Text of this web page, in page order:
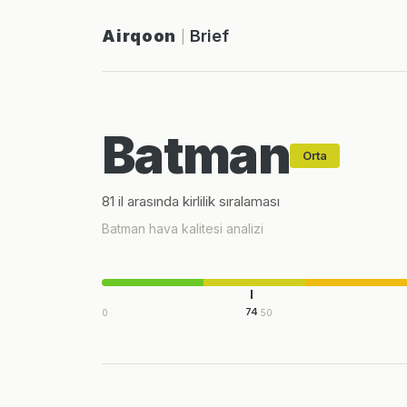
Airqoon Brief
Batman Orta
81 il arasında kirlilik sıralaması
Batman hava kalitesi analizi
74
0 50